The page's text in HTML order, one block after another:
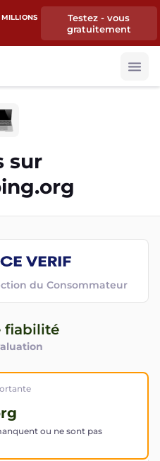
Testez - vous
gratuitement
sur
fiabilité
du Consommateur
ou ne sont pas